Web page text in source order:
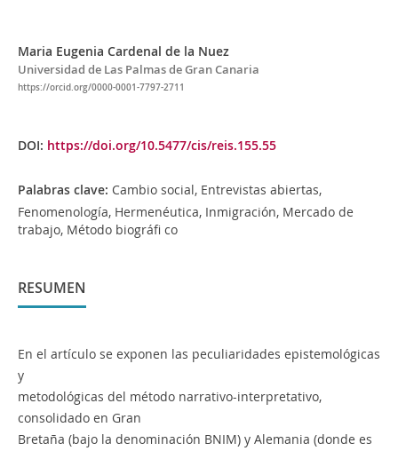
Maria Eugenia Cardenal de la Nuez
Universidad de Las Palmas de Gran Canaria
https://orcid.org/0000-0001-7797-2711
DOI: https://doi.org/10.5477/cis/reis.155.55
Palabras clave: Cambio social, Entrevistas abiertas,
Fenomenología, Hermenéutica, Inmigración, Mercado de
trabajo, Método biográfi co
RESUMEN
En el artículo se exponen las peculiaridades epistemológicas
y
metodológicas del método narrativo-interpretativo,
consolidado en Gran
Bretaña (bajo la denominación BNIM) y Alemania (donde es